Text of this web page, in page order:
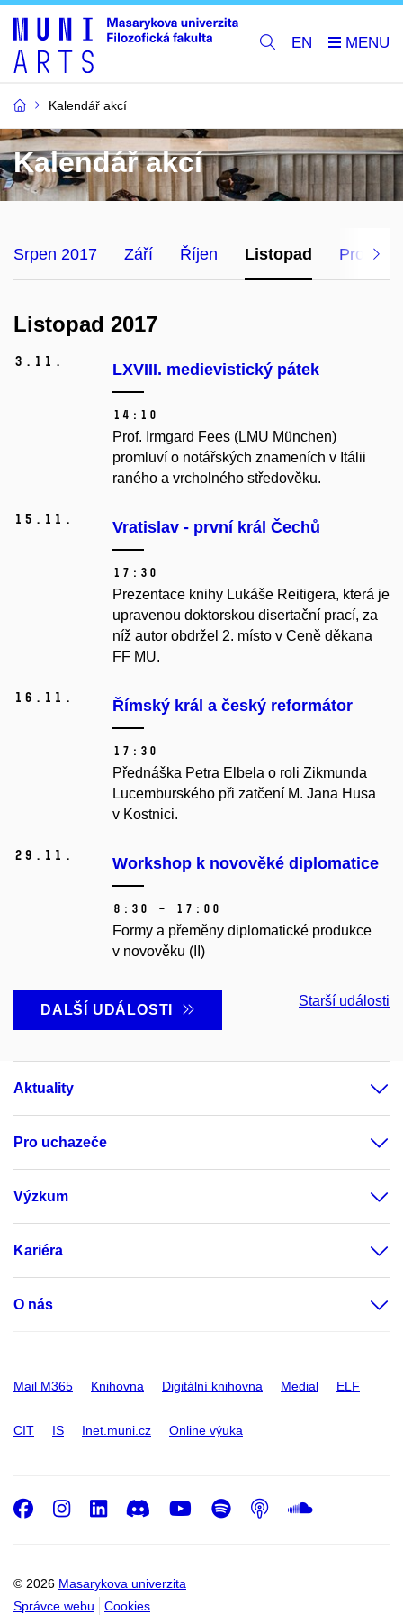
EN
Kalendář akcí
Kalendář akcí
Srpen 2017 Září Říjen Listopad Prosinec
Listopad 2017
3. 11. LXVIII. medievistický pátek
14:10
Prof. Irmgard Fees (LMU München)
promluví o notářských znameních v Itálii
raného a vrcholného středověku.
15. 11. Vratislav - první král Čechů
17:30
Prezentace knihy Lukáše Reitigera, která je
upravenou doktorskou disertační prací, za
níž autor obdržel 2. místo v Ceně děkana
FF MU.
16. 11. Římský král a český reformátor
17:30
Přednáška Petra Elbela o roli Zikmunda
Lucemburského při zatčení M. Jana Husa
v Kostnici.
29. 11. Workshop k novověké diplomatice
8:30 – 17:00
Formy a přeměny diplomatické produkce
v novověku (II)
DALŠÍ UDÁLOSTI
Starší události
Aktuality
Pro uchazeče
Výzkum
Kariéra
O nás
Mail M365 Knihovna Digitální knihovna Medial ELF
CIT IS Inet.muni.cz Online výuka
© 2026 Masarykova univerzita
Správce webu
Cookies
Facebook
Instagram
LinkedIn
DiscordYoutube
Spotify
Podcast